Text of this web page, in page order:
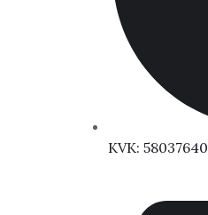
KVK: 58037640